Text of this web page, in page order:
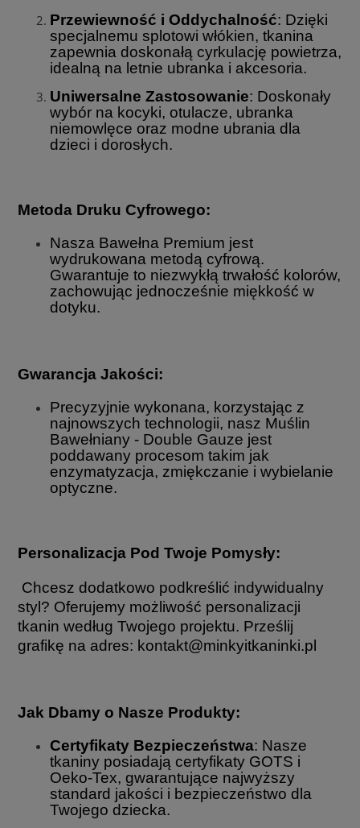
Przewiewność i Oddychalność: Dzięki
specjalnemu splotowi włókien, tkanina
zapewnia doskonałą cyrkulację powietrza,
idealną na letnie ubranka i akcesoria.
Uniwersalne Zastosowanie: Doskonały
wybór na kocyki, otulacze, ubranka
niemowlęce oraz modne ubrania dla
dzieci i dorosłych.
Metoda Druku Cyfrowego:
Nasza Bawełna Premium jest
wydrukowana metodą cyfrową.
Gwarantuje to niezwykłą trwałość kolorów,
zachowując jednocześnie miękkość w
dotyku.
Gwarancja Jakości:
Precyzyjnie wykonana, korzystając z
najnowszych technologii, nasz Muślin
Bawełniany - Double Gauze jest
poddawany procesom takim jak
enzymatyzacja, zmiękczanie i wybielanie
optyczne.
Personalizacja Pod Twoje Pomysły:
Chcesz dodatkowo podkreślić indywidualny
styl? Oferujemy możliwość personalizacji
tkanin według Twojego projektu. Prześlij
grafikę na adres: kontakt@minkyitkaninki.pl
Jak Dbamy o Nasze Produkty:
Certyfikaty Bezpieczeństwa: Nasze
tkaniny posiadają certyfikaty GOTS i
Oeko-Tex, gwarantujące najwyższy
standard jakości i bezpieczeństwo dla
Twojego dziecka.